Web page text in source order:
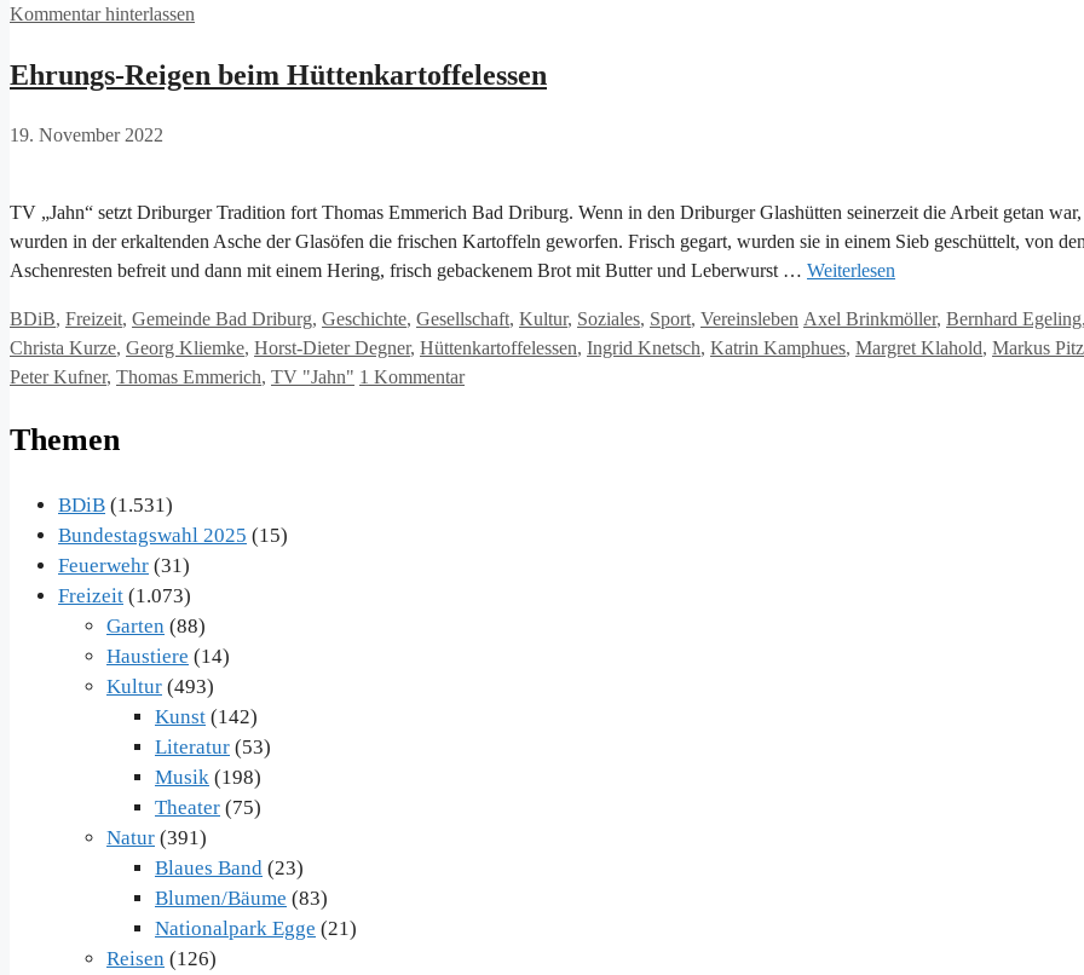
Kommentar hinterlassen
Ehrungs-Reigen beim Hüttenkartoffelessen
19. November 2022
TV „Jahn“ setzt Driburger Tradition fort Thomas Emmerich Bad Driburg. Wenn in den Driburger Glashütten seinerzeit die Arbeit getan war,
wurden in der erkaltenden Asche der Glasöfen die frischen Kartoffeln geworfen. Frisch gegart, wurden sie in einem Sieb geschüttelt, von
Aschenresten befreit und dann mit einem Hering, frisch gebackenem Brot mit Butter und Leberwurst … Weiterlesen
Kategorien
BDiB, Freizeit, Gemeinde Bad Driburg, Geschichte, Gesellschaft, Kultur, Soziales, Sport, Vereinsleben Schlagwörter
Axel Brinkmöller, Bernhard Egeling
Christa Kurze, Georg Kliemke, Horst-Dieter Degner, Hüttenkartoffelessen, Ingrid Knetsch, Katrin Kamphues, Margret Klahold, Markus Pitz
Peter Kufner, Thomas Emmerich, TV "Jahn" 1 Kommentar
Themen
BDiB (1.531)
Bundestagswahl 2025 (15)
Feuerwehr (31)
Freizeit (1.073)
Garten (88)
Haustiere (14)
Kultur (493)
Kunst (142)
Literatur (53)
Musik (198)
Theater (75)
Natur (391)
Blaues Band (23)
Blumen/Bäume (83)
Nationalpark Egge (21)
Reisen (126)